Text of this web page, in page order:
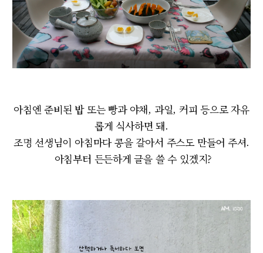
아침엔 준비된 밥 또는 빵과 야채, 과일, 커피 등으로 자유
롭게 식사하면 돼.
조명 선생님이 아침마다 콩을 갈아서 주스도 만들어 주셔.
아침부터 든든하게 글을 쓸 수 있겠지?